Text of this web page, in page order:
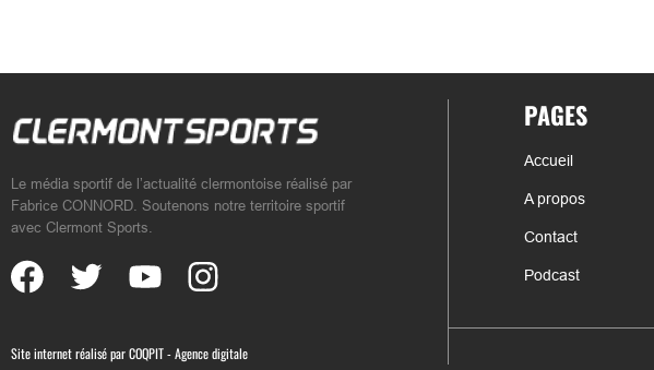
Le média sportif de l’actualité clermontoise réalisé par
Fabrice CONNORD. Soutenons notre territoire sportif
avec Clermont Sports.
PAGES
Accueil
A propos
Contact
Podcast
Site internet réalisé parCOQPIT - Agence digitale